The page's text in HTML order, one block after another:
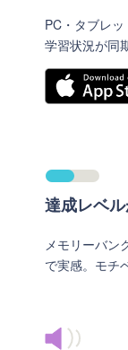
PC・タブレ
学習状況が同
達成レベ
メモリーバン
で実感。モチ